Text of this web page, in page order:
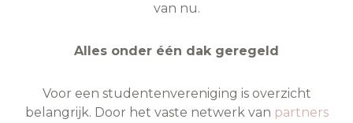
van nu.
Alles onder één dak geregeld
Voor een studentenvereniging is overzicht
belangrijk. Door het vaste netwerk van partners